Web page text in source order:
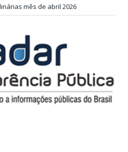
mês de abril 2026